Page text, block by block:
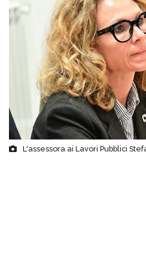
L'assessora ai Lavori Pubblici